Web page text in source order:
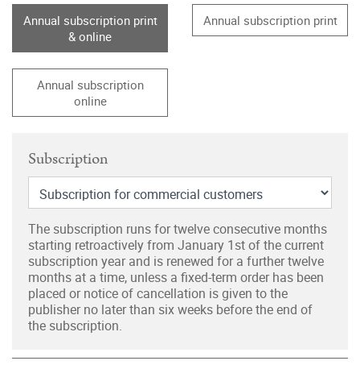
Annual subscription print
& online
Annual subscription print
Annual subscription
online
Subscription
The subscription runs for twelve consecutive months
starting retroactively from January 1st of the current
subscription year and is renewed for a further twelve
months at a time, unless a fixed-term order has been
placed or notice of cancellation is given to the
publisher no later than six weeks before the end of
the subscription.